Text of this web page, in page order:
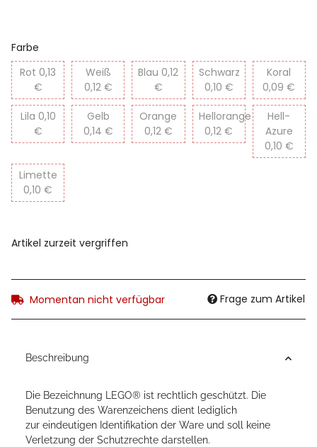
Farbe
Rot0,13
€
Weiß
0,12 €
Blau0,12
€
Schwarz
0,10 €
Koral
0,09 €
Lila 0,10
€
Gelb
0,14 €
Orange
0,12 €
Hellorange
0,12 €
Hell-
Azure
0,10 €
Limette
0,10 €
Artikel zurzeit vergriffen
Momentan nicht verfügbar Frage zum Artikel
Beschreibung
Die Bezeichnung LEGO® ist rechtlich geschützt. Die
Benutzung des Warenzeichens dient lediglich
zur eindeutigen Identifikation der Ware und soll keine
Verletzung der Schutzrechte darstellen.